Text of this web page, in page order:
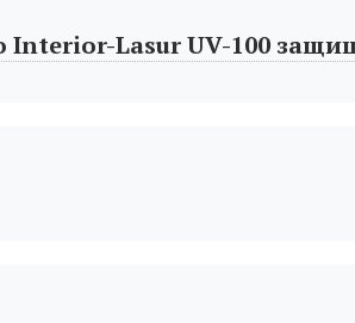
Lasur UV-100